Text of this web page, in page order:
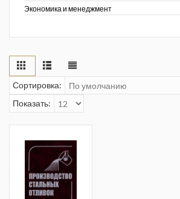
Экономика и менеджмент
Сортировка:
Показать: